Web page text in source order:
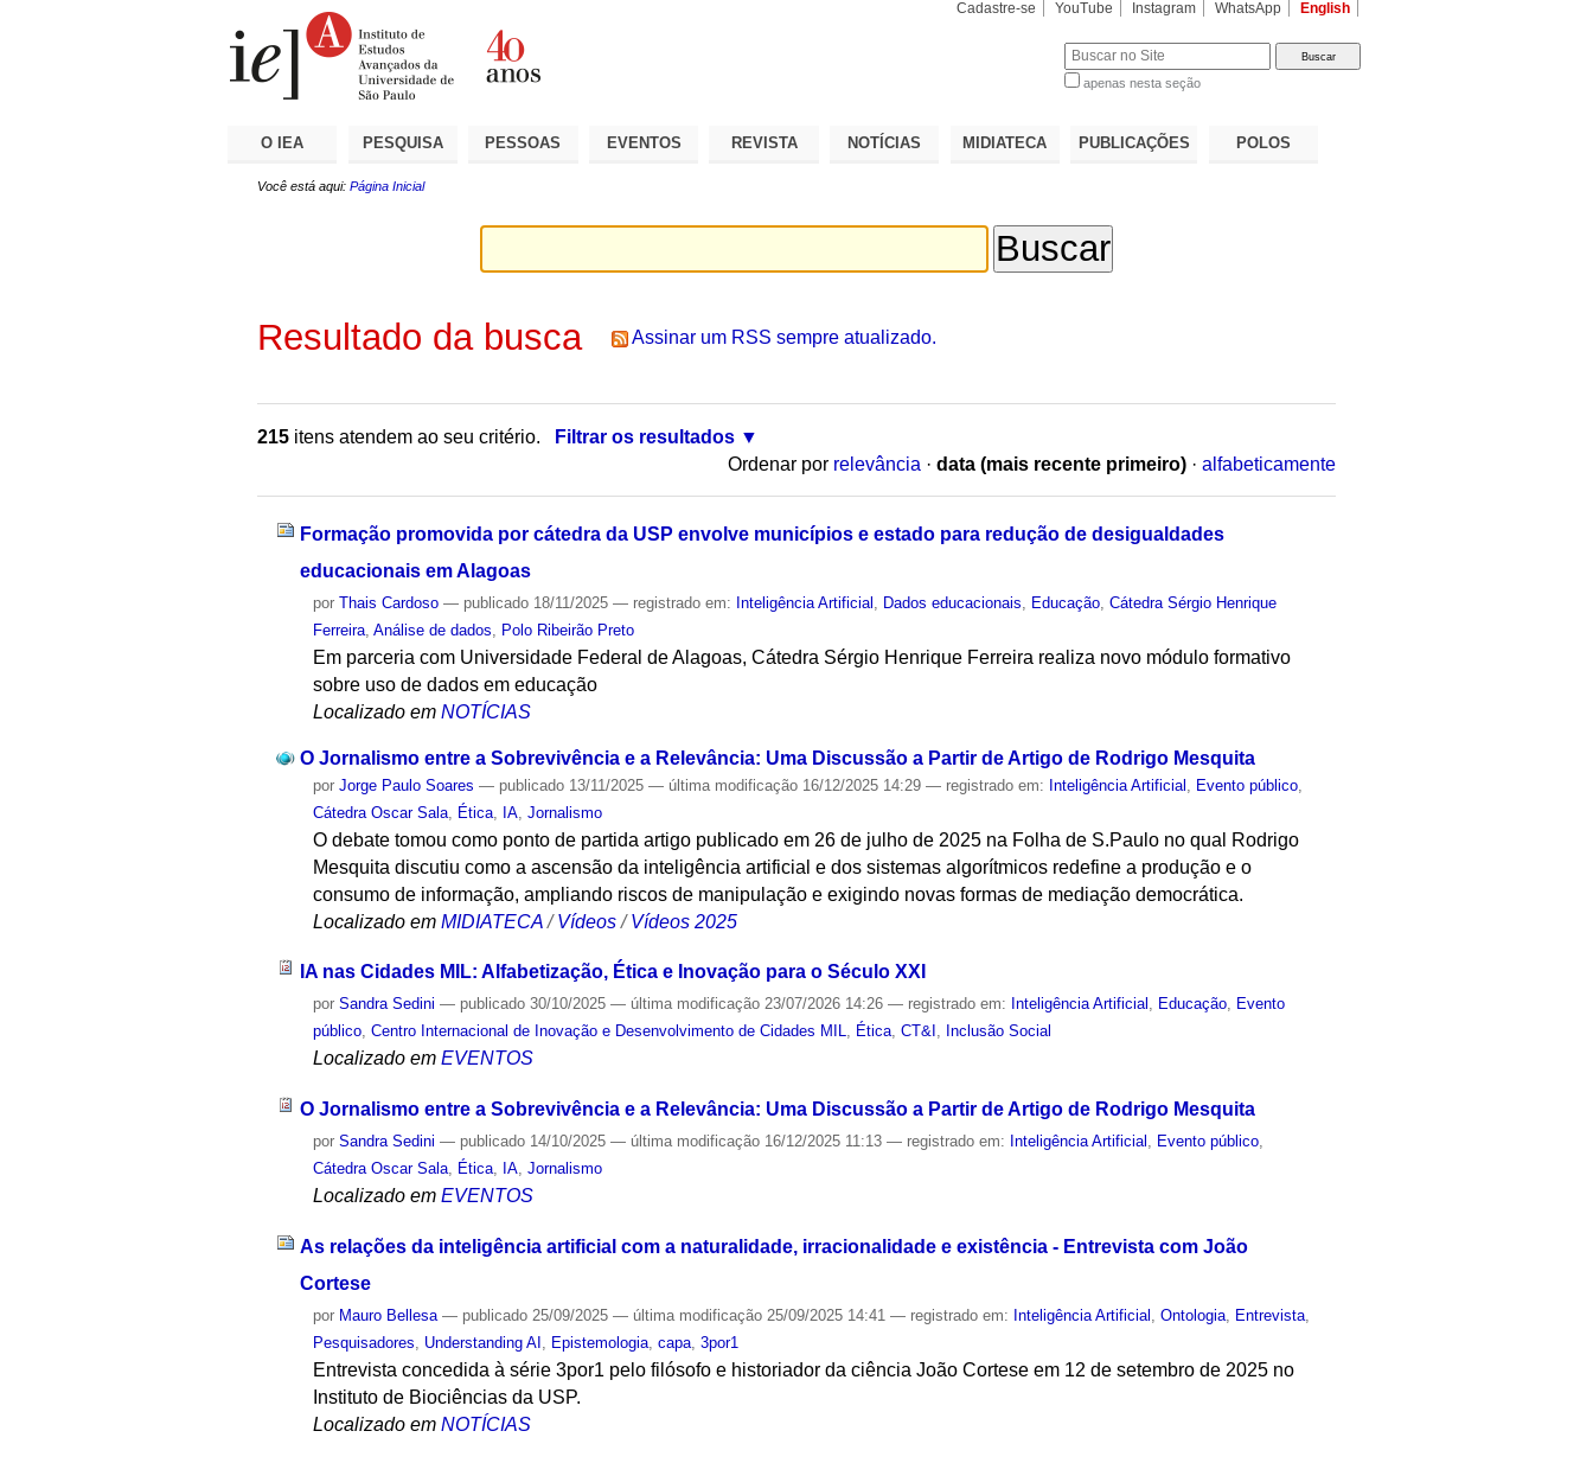
Cadastre-se YouTube Instagram WhatsApp English
apenas nesta seção
O IEA PESQUISA PESSOAS EVENTOS REVISTA NOTÍCIAS MIDIATECA PUBLICAÇÕES POLOS
Você está aqui: Página Inicial
Resultado da busca Assinar um RSS sempre atualizado.
215 itens atendem ao seu critério.
Filtrar os resultados
Ordenar por relevância · data (mais recente primeiro) · alfabeticamente
Formação promovida por cátedra da USP envolve municípios e estado para redução de desigualdades
educacionais em Alagoas
porThais Cardoso — publicado 18/11/2025— registrado em: Inteligência Artificial Dados educacionais Educação ,Cátedra Sérgio Henrique
Ferreira ,Análise de dados Polo Ribeirão Preto
Em parceria com Universidade Federal de Alagoas, Cátedra Sérgio Henrique Ferreira realiza novo módulo formativo
sobre uso de dados em educação
Localizado em NOTÍCIAS
O Jornalismo entre a Sobrevivência e a Relevância: Uma Discussão a Partir de Artigo de Rodrigo Mesquita
porJorge Paulo Soares — publicado 13/11/2025— última modificação 16/12/2025 14:29— registrado em: Inteligência Artificial Evento público
Cátedra Oscar Sala Ética IA ,Jornalismo
O debate tomou como ponto de partida artigo publicado em 26 de julho de 2025 na Folha de S.Paulo no qual Rodrigo
Mesquita discutiu como a ascensão da inteligência artificial e dos sistemas algorítmicos redefine a produção e o
consumo de informação, ampliando riscos de manipulação e exigindo novas formas de mediação democrática.
Localizado em MIDIATECA /Vídeos /Vídeos 2025
IA nas Cidades MIL: Alfabetização, Ética e Inovação para o Século XXI
porSandra Sedini — publicado 30/10/2025— última modificação 23/07/2026 14:26— registrado em: Inteligência Artificial , Educação, Evento
público,Centro Internacional de Inovação e Desenvolvimento de Cidades MIL, Ética,CT&I , Inclusão Social
Localizado em EVENTOS
O Jornalismo entre a Sobrevivência e a Relevância: Uma Discussão a Partir de Artigo de Rodrigo Mesquita
porSandra Sedini — publicado 14/10/2025— última modificação 16/12/2025 11:13— registrado em: Inteligência Artificial , Evento público,
Cátedra Oscar Sala, Ética, IA,Jornalismo
Localizado em EVENTOS
As relações da inteligência artificial com a naturalidade, irracionalidade e existência - Entrevista com João
Cortese
por Mauro Bellesa — publicado 25/09/2025— última modificação 25/09/2025 14:41— registrado em: Inteligência Artificial ,Ontologia Entrevista
Pesquisadores
Understanding AI Epistemologia ,capa ,3por1
Entrevista concedida à série 3por1 pelo filósofo e historiador da ciência João Cortese em 12 de setembro de 2025 no
Instituto de Biociências da USP.
Localizado em NOTÍCIAS